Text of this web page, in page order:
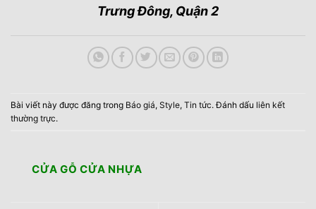
Trưng Đông, Quận 2
Bài viết này được đăng trong Báo giá, Style, Tin tức. Đánh dấu liên kết
thường trực.
CỬA GỖ CỬA NHỰA